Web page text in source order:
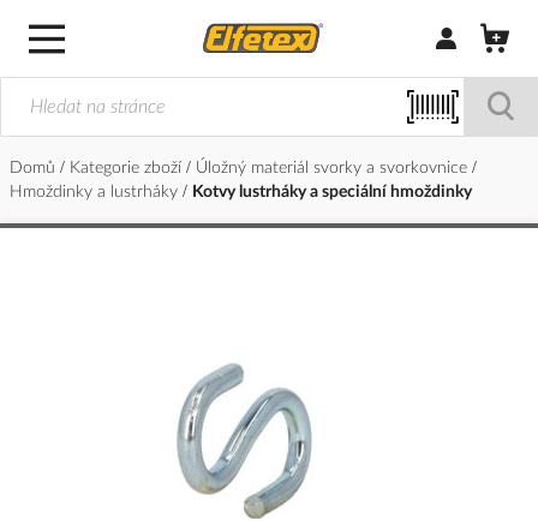
Přihlásit/
Domů Kategorie zboží
Úložný materiál svorky a svorkovnice
Hmoždinky a lustrháky
Kotvy lustrháky a speciální hmoždinky